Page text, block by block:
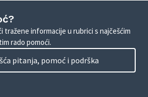
tražene informacije u rubrici s najčešćim
rado pomoći.
pitanja, pomoć i podrška